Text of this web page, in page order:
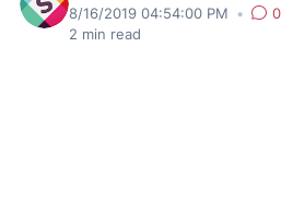
8/16/2019 04:54:00 PM •
0
2 min read